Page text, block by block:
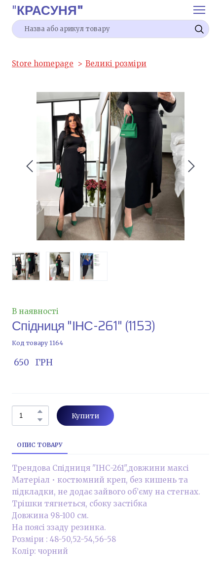
"КРАСУНЯ"
Store homepage Великі розміри
В наявності
Спідниця "ІНС-261" (1153)
Код товару 1164
650   ГРН
Купити
ОПИС ТОВАРУ
Трендова Спідниця "ІНС-261",довжини максі
Матеріал • костюмний креп, без кишень та
підкладки, не додає зайвого об’єму на стегнах.
Трішки тягнеться, сбоку застібка
Довжина 98-100 см.
На поясі ззаду резинка.
Розміри : 48-50,52-54,56-58
Колір: чорний